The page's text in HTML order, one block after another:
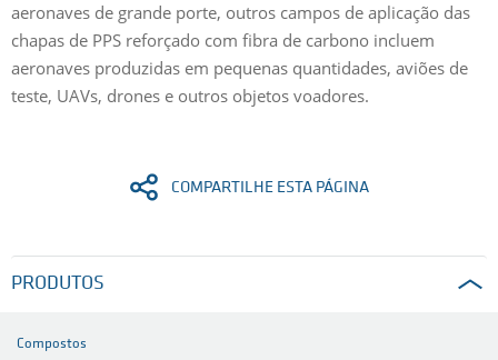
aeronaves de grande porte, outros campos de aplicação das
chapas de PPS reforçado com fibra de carbono incluem
aeronaves produzidas em pequenas quantidades, aviões de
teste, UAVs, drones e outros objetos voadores.
COMPARTILHE ESTA PÁGINA
PRODUTOS
Compostos